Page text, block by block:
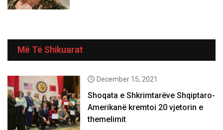
Më Të Shikuarat
December 15, 2021
Shoqata e Shkrimtarëve Shqiptaro-
Amerikanë kremtoi 20 vjetorin e
themelimit